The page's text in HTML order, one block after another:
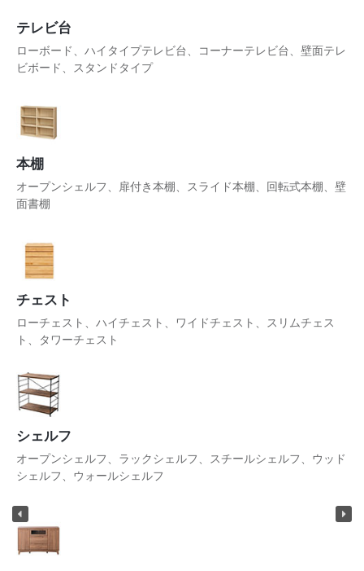
テレビ台
ローボード、ハイタイプテレビ台、コーナーテレビ台、壁面テレ
ビボード、スタンドタイプ
本棚
オープンシェルフ、扉付き本棚、スライド本棚、回転式本棚、壁
面書棚
チェスト
ローチェスト、ハイチェスト、ワイドチェスト、スリムチェス
ト、タワーチェスト
シェルフ
オープンシェルフ、ラックシェルフ、スチールシェルフ、ウッド
シェルフ、ウォールシェルフ